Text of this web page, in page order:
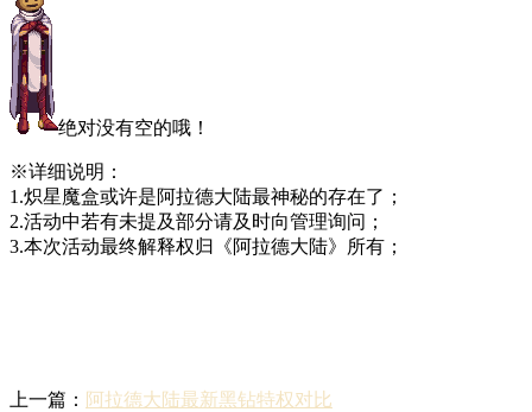
绝对没有空的哦！
※详细说明：
1.炽星魔盒或许是阿拉德大陆最神秘的存在了；
2.活动中若有未提及部分请及时向管理询问；
3.本次活动最终解释权归《阿拉德大陆》所有；
上一篇： 阿拉德大陆最新黑钻特权对比